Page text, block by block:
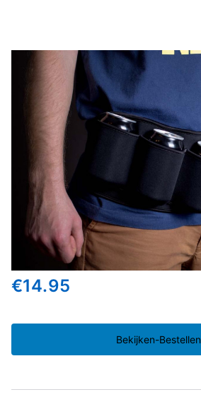
€14.95
Bekijken-Bestellen